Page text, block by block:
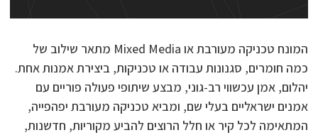
המונח טכניקה מעורבת או Mixed Media מתאר שילוב של
כמה חומרים, סגנונות עבודה או טכניקות, ביצירת אמנות אחת.
יהלום, אמן עכשווי רב-גוני, מבצע שיתופי פעולה פוריים עם
אמנים ישראליים בעלי שם, ומביא טכניקה מעורבת יפהפייה,
המתאימה לכל קיר או חלל הרוצים להביע מקוריות, חדשנות,